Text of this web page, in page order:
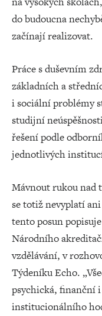
do budoucna
začínají realizovat.
Práce s duševním
základních a
i sociální problémy
studijní
řešení podle
jednotlivých
Mávnout rukou nad
se totiž nevyplatí
tento posun
Národního
vzdělávání, v
Týdeníku Echo.
psychická, finanční
institucionálního